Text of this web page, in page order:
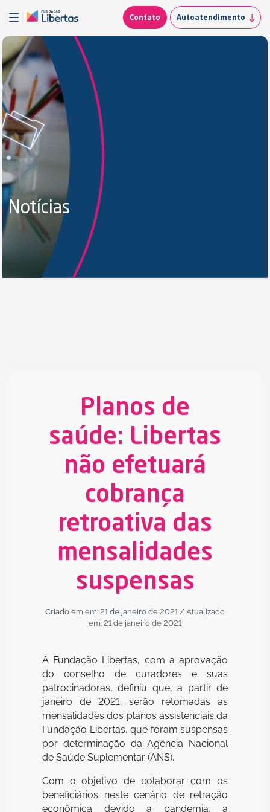
Contato Autoatendimento
Notícias
Planos de
saúde: Libertas
não efetuará
cobrança
retroativa das
mensalidades
suspensas
Criado em em: 21 de janeiro de 2021 / Atualizado
em: 21 de janeiro de 2021
A Fundação Libertas, com a aprovação
do conselho de curadores e suas
patrocinadoras, definiu que, a partir de
janeiro de 2021, serão retomadas as
mensalidades dos planos assistenciais da
Fundação Libertas, que foram suspensas
por determinação da Agência Nacional
de Saúde Suplementar (ANS).
Com o objetivo de colaborar com os
beneficiários neste cenário de retração
econômica devido a pandemia, a